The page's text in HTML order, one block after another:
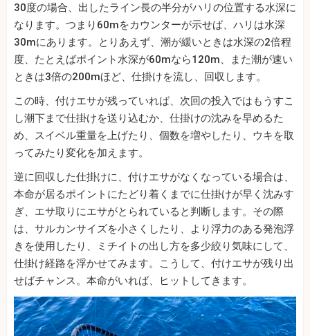
30度の場合、出したライン長の半分がハリの位置する水深に
なります。つまり60mをカウンターが示せば、ハリは水深
30mにあります。とりあえず、潮が緩いときは水深の2倍程
度、たとえばポイント水深が60mなら120m、また潮が速い
ときは3倍の200mほど、仕掛けを流し、回収します。
この時、付けエサが残っていれば、次回の投入ではもうすこ
し潮下まで仕掛けを送り込むか、仕掛けの沈みを早めるた
め、スイベル重量を上げたり、個数を増やしたり、ウキを取
ってみたり変化を加えます。
逆に回収した仕掛けに、付けエサがなくなっている場合は、
本命が居るポイントにたどり着くまでに仕掛けが早く沈みす
ぎ、エサ取りにエサがとられていると判断します。その際
は、サルカンサイズを小さくしたり、より浮力のある発泡浮
きを使用したり、ミチイトの出し方を多少絞り気味にして、
仕掛け経路を浮かせてみます。こうして、付けエサが残り出
せばチャンス。本命がいれば、ヒットしてきます。